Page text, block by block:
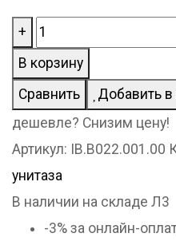
+
Количество
товара
Кнопка
смыва
BLANCA
В корзину
Сравнить
Добавить
дешевле? Снизим цену!
Артикул: IB.B022.001.00
унитаза
В наличии на складе Л3
-3% за онлайн-